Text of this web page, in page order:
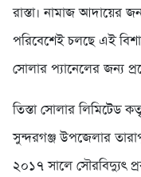
রাস্তা। নামাজ আদায়ের
পরিবেশেই চলছে এই
সোলার প্যানেলের জন্য
তিস্তা সোলার লিমিটেড
সুন্দরগঞ্জ উপজেলার
২০১৭ সালে সৌরবিদ্যুৎ